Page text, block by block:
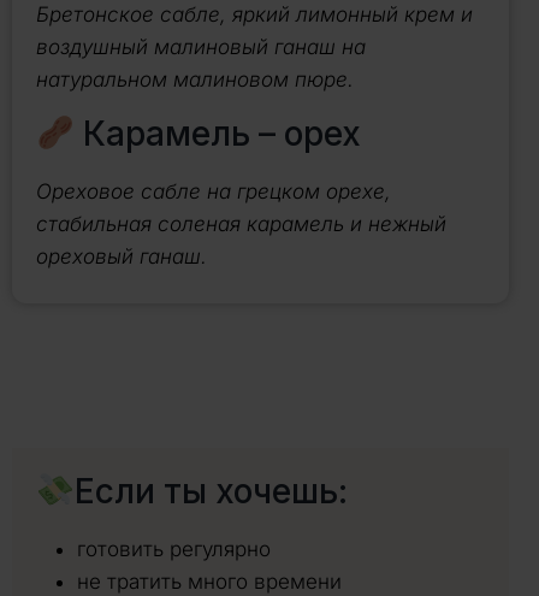
Бретонское сабле, яркий лимонный крем и
воздушный малиновый ганаш на
натуральном малиновом пюре.
Карамель – орех
Ореховое сабле на грецком орехе,
стабильная соленая карамель и нежный
ореховый ганаш.
Если ты хочешь:
готовить регулярно
не тратить много времени